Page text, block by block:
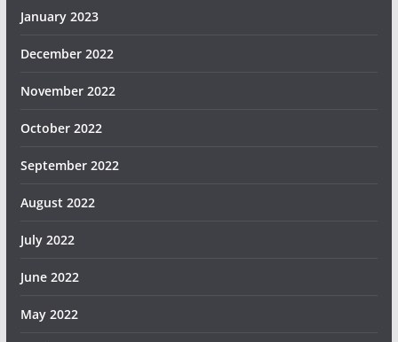
January 2023
December 2022
November 2022
October 2022
September 2022
August 2022
July 2022
June 2022
May 2022